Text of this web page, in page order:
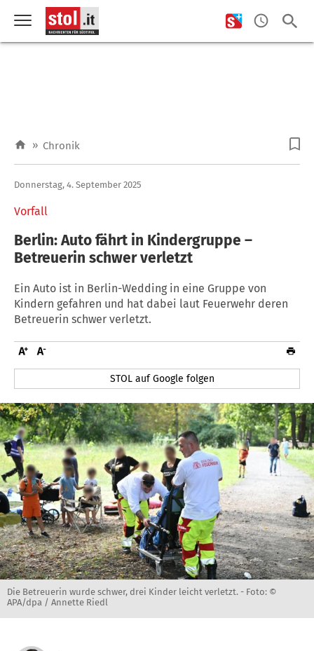
» Chronik
Vorfall
Donnerstag, 4. September 2025
Berlin: Auto fährt in Kindergruppe –
Betreuerin schwer verletzt
Ein Auto ist in Berlin-Wedding in eine Gruppe von
Kindern gefahren und hat dabei laut Feuerwehr deren
Betreuerin schwer verletzt.
STOL auf Google folgen
Die Betreuerin wurde schwer, drei Kinder leicht verletzt. - Foto: ©
APA/dpa / Annette Riedl